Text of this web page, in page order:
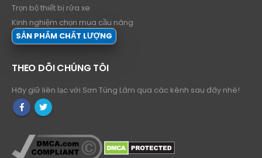
Trọn bộ thiết bị rửa xe
Kinh nghiệm chọn mua cầu nâng
SẢN PHẨM CHẤT LƯỢNG
THEO DÕI CHÚNG TÔI
Hãy giữ liên lạc với Sơn Tùng Lâm qua các kênh sau đây nhé!